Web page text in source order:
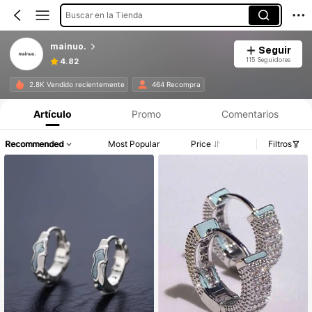
Buscar en la Tienda
mainuo.
4.82
Seguir
115 Seguidores
2.8K Vendido recientemente 464 Recompra
Artículo Promo Comentarios
Recommended Most Popular Price Filtros